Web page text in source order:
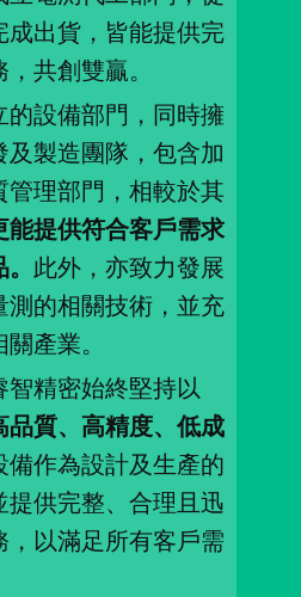
成出貨，皆能提供完
共創雙贏。
的設備部門，同時擁
及製造團隊，包含加
管理部門，相較於其
能提供符合客戶需求
此外，亦致力發展
測的相關技術，並充
產業。
智精密始終堅持以
品質、高精度、低成
備作為設計及生產的
提供完整、合理且迅
，以滿足所有客戶需